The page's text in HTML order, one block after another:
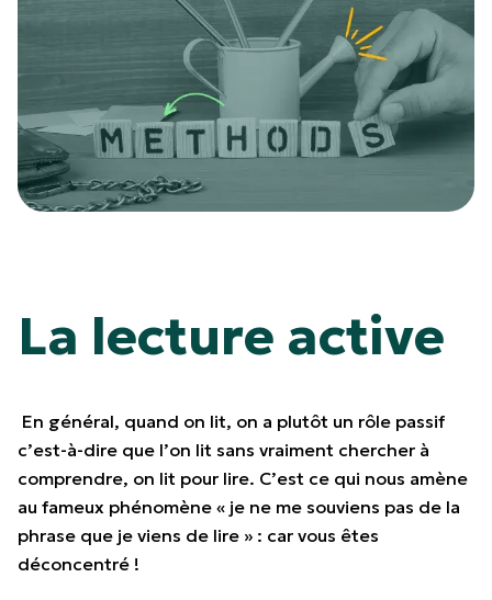
La lecture active
En général, quand on lit, on a plutôt un rôle passif
c’est-à-dire que l’on lit sans vraiment chercher à
comprendre, on lit pour lire. C’est ce qui nous amène
au fameux phénomène « je ne me souviens pas de la
phrase que je viens de lire » : car vous êtes
déconcentré !